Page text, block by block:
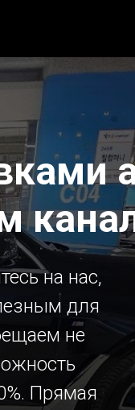
на нас,
для
не
Прямая